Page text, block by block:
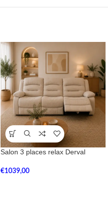
Salon 3 places relax Derval
€1039,00